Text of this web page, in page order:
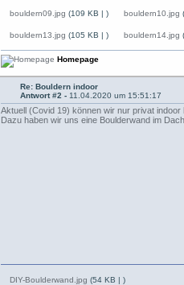
bouldern09.jpg (109 KB | ) bouldern10.jpg
bouldern13.jpg (105 KB | ) bouldern14.jpg
Homepage
Re: Bouldern indoor
Antwort #2 - 11.04.2020 um 15:51:17
Aktuell (Covid 19) können wir nur privat indoor
Dazu haben wir uns eine Boulderwand im
DIY-Boulderwand.jpg (54 KB | )